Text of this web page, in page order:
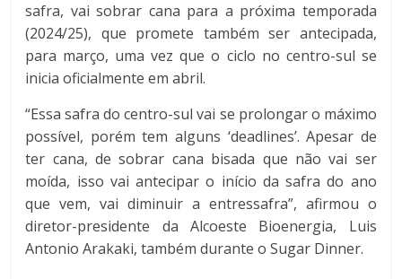
safra, vai sobrar cana para a próxima temporada
(2024/25), que promete também ser antecipada,
para março, uma vez que o ciclo no centro-sul se
inicia oficialmente em abril.
“Essa safra do centro-sul vai se prolongar o máximo
possível, porém tem alguns ‘deadlines’. Apesar de
ter cana, de sobrar cana bisada que não vai ser
moída, isso vai antecipar o início da safra do ano
que vem, vai diminuir a entressafra”, afirmou o
diretor-presidente da Alcoeste Bioenergia, Luis
Antonio Arakaki, também durante o Sugar Dinner.